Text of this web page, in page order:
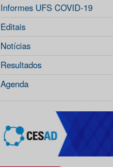
Informes UFS COVID-19
Editais
Notícias
Resultados
Agenda